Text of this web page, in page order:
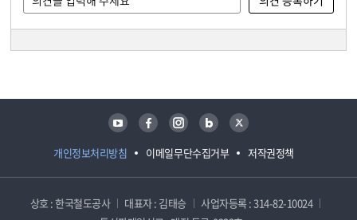
개인정보처리방침 이메일무단수집거부 저작권정책
유튜브 페이스북 인스타그램 블로그 트위터
상호 : 한국철도공사 대표자 : 김태승
사업자등록 : 314-82-10024